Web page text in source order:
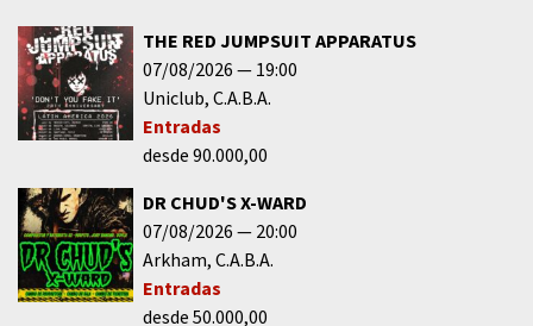
THE RED JUMPSUIT APPARATUS
07/08/2026
19:00
Uniclub C.A.B.A.
Entradas
desde 90.000,00
DR CHUD'S X-WARD
07/08/2026
20:00
Arkham C.A.B.A.
Entradas
desde 50.000,00